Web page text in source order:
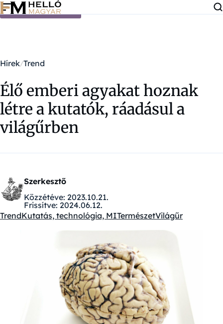
Ugrás a tartalomra
Hírek Trend
Élő emberi agyakat hoznak
létre a kutatók, ráadásul a
világűrben
Szerkesztő
Közzétéve: 2023.10.21.
Frissítve: 2024.06.12.
Kategóriák:
TrendKutatás, technológia, MITermészetVilágűr